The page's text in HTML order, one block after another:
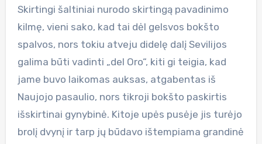
Skirtingi šaltiniai nurodo skirtingą pavadinimo
kilmę, vieni sako, kad tai dėl gelsvos bokšto
spalvos, nors tokiu atveju didelę dalį Sevilijos
galima būti vadinti „del Oro“, kiti gi teigia, kad
jame buvo laikomas auksas, atgabentas iš
Naujojo pasaulio, nors tikroji bokšto paskirtis
išskirtinai gynybinė. Kitoje upės pusėje jis turėjo
brolį dvynį ir tarp jų būdavo ištempiama grandinė